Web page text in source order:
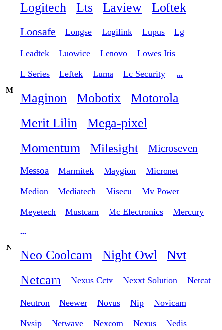
Logitech
Lts Laview Loftek
Loosafe Longse Logilink Lupus Lg
Leadtek Luowice Lenovo Lowes Iris
L Series Leftek Luma Lc Security
...
M
Maginon Mobotix
Motorola
Merit Lilin
Mega-pixel
Momentum
Milesight Microseven
Messoa Marmitek Maygion Micronet
Medion Mediatech Misecu Mv Power
Meyetech Mustcam Mc Electronics Mercury
...
N
Neo Coolcam Night Owl
Nvt
Netcam
Nexus Cctv Nexxt Solution Netcat
Neutron Neewer Novus Nip Novicam
Nvsip Netwave Nexcom Nexus Nedis